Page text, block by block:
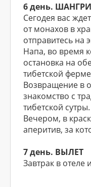
6 день.
Сегодея вас
от монахов в
отправитесь на
Напа, во время
остановка на
тибетской
Возвращение в
знакомство с
тибетской сутры.
Вечером, в
аперитив, за
7 день. ВЫЛЕТ
Завтрак в отеле